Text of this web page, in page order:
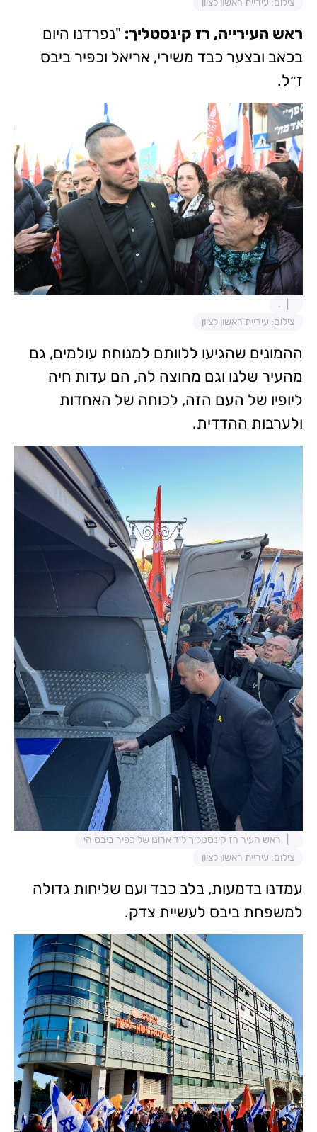
ראש העירייה, רז קינסטליך: "נפרדנו היום
בכאב ובצער כבד משירי, אריאל וכפיר ביבס
ז״ל.
.
צילום: עיריית ראשון לציון
ההמונים שהגיעו ללוותם למנוחת עולמים, גם
מהעיר שלנו וגם מחוצה לה, הם עדות חיה
ליופיו של העם הזה, לכוחה של האחדות
ולערבות ההדדית.
ראש העיר רז קינסטליך ליד ארונו של כפיר ביבס הי
צילום: עיריית ראשון לציון
עמדנו בדמעות, בלב כבד ועם שליחות גדולה
למשפחת ביבס לעשיית צדק.